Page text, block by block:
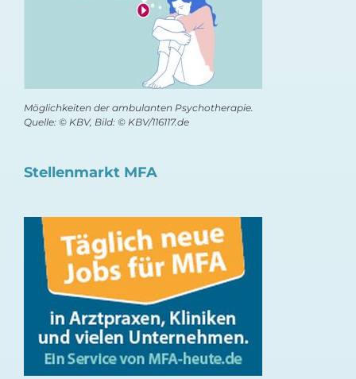
Möglichkeiten der ambulanten Psychotherapie.
Quelle: © KBV, Bild: © KBV/116117.de
Stellenmarkt MFA